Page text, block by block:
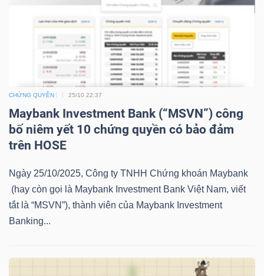
CHỨNG QUYỀN 25/10 22:37
Maybank Investment Bank (“MSVN”) công
bố niêm yết 10 chứng quyền có bảo đảm
trên HOSE
Ngày 25/10/2025, Công ty TNHH Chứng khoán Maybank
(hay còn gọi là Maybank Investment Bank Việt Nam, viết
tắt là “MSVN”), thành viên của Maybank Investment
Banking...
DÙNG
THIẾT
YẾU